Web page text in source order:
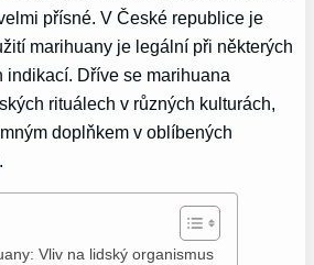
přísné. V České republice je
marihuany je legální při některých
indikací. Dříve se marihuana
rituálech v různých kulturách,
doplňkem v oblíbených
Vliv na lidský organismus